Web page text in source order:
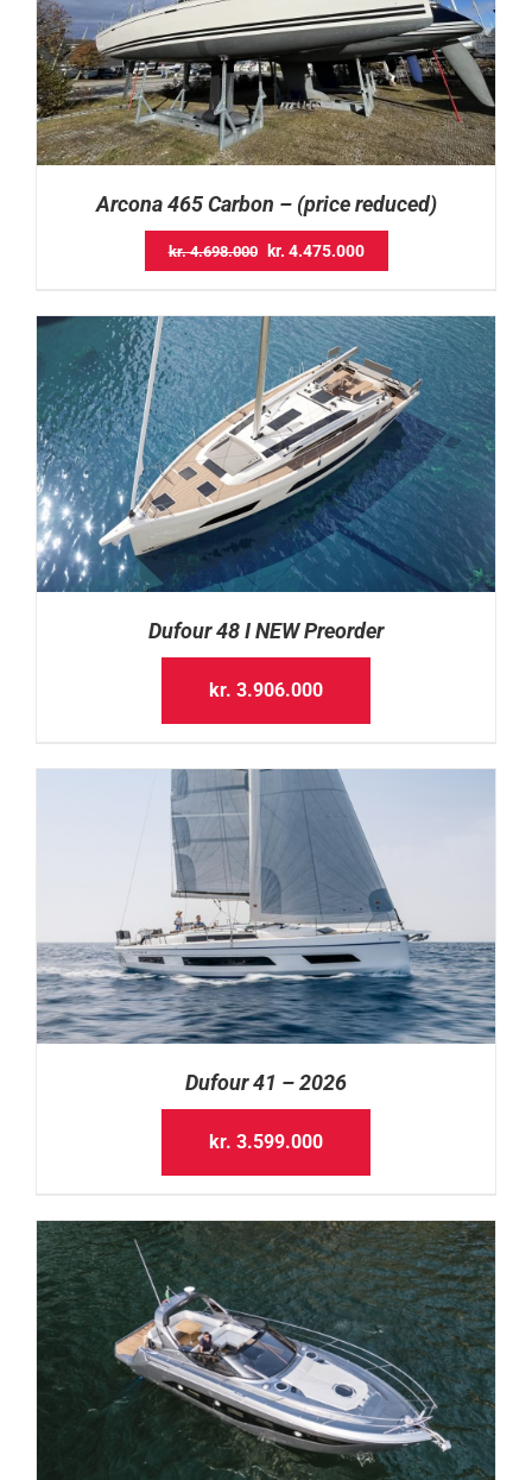
Arcona 465 Carbon – (price reduced)
kr.4.698.000 Original
kr. 4.475.000Current
Dufour 48 I NEW Preorder
kr. 3.906.000
Dufour 41 – 2026
kr. 3.599.000